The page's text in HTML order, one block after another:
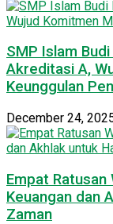
SMP Islam
Akreditasi A,
Keunggulan
December 24,
Empat Ratusan
Keuangan dan
Zaman